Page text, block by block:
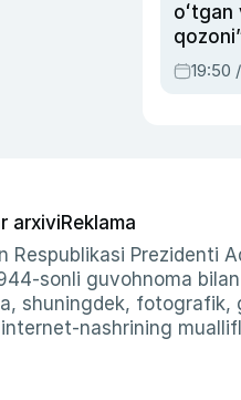
oʻtgan
19:50
arxiviReklama
Respublikasi Prezidenti
sonli guvohnoma
shuningdek,
nashrining